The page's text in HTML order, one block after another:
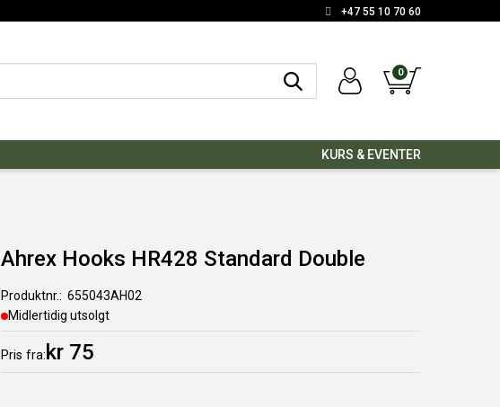
+47 55 10 70 60
0
KURS & EVENTER
Ahrex Hooks HR428 Standard Double
Produktnr.
655043AH02
Midlertidig utsolgt
Pris fra kr 75